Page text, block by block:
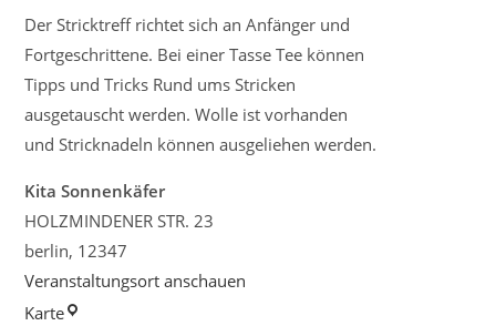
Der Stricktreff richtet sich an Anfänger und
Fortgeschrittene. Bei einer Tasse Tee können
Tipps und Tricks Rund ums Stricken
ausgetauscht werden. Wolle ist vorhanden
und Stricknadeln können ausgeliehen werden.
Kita Sonnenkäfer
HOLZMINDENER STR. 23
berlin, 12347
Veranstaltungsort anschauen
KarteKita